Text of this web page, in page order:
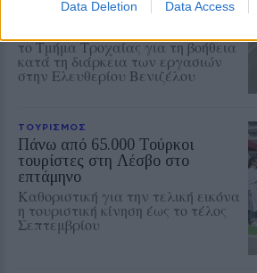
Data Deletion Data Access
Ιδιαίτερη αναφορά στην
το Τμήμα Τροχαίας για τη βοήθεια
κατά τη διάρκεια των εργασιών
στην Ελευθερίου Βενιζέλου
ΤΟΥΡΙΣΜΟΣ
Πάνω από 65.000 Τούρκοι
τουρίστες στη Λέσβο στο
επτάμηνο
Καθοριστική για την τελική εικόνα
η τουριστική κίνηση έως το τέλος
Σεπτεμβρίου